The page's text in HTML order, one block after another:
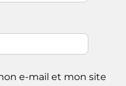
e-mail et mon site